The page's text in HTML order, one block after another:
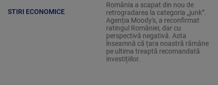
STIRI ECONOMICE
România a scapat din nou de
retrogradarea la categoria „junk”.
Agenția Moody's, a reconfirmat
ratingul României, dar cu
perspectivă negativă. Asta
înseamnă că țara noastră rămâne
pe ultima treaptă recomandată
investițiilor.